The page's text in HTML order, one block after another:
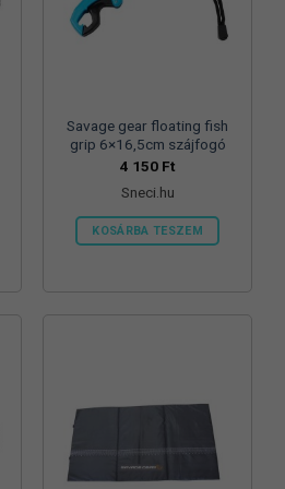
Savage gear floating fish
grip 6×16,5cm szájfogó
4 150 Ft
Sneci.hu
KOSÁRBA TESZEM